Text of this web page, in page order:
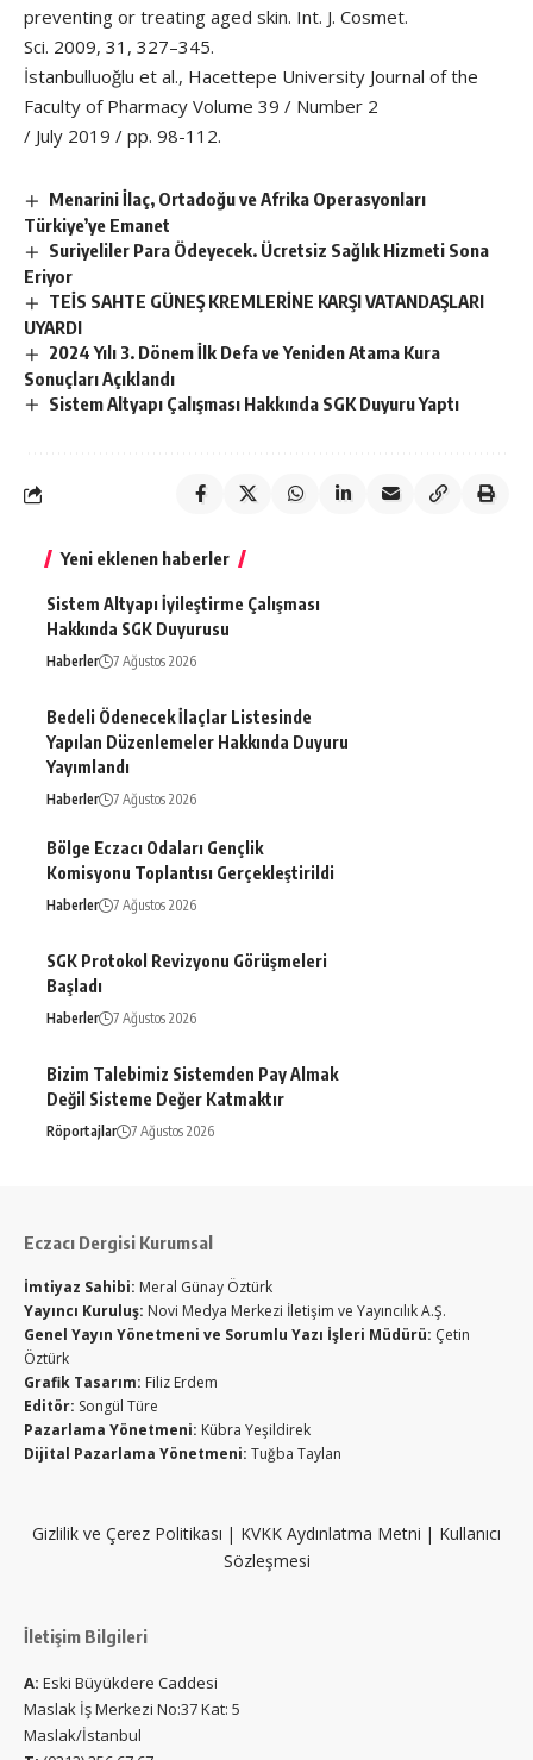
preventing or treating aged skin. Int. J. Cosmet.
Sci. 2009, 31, 327–345.
İstanbulluoğlu et al., Hacettepe University Journal of the
Faculty of Pharmacy Volume 39 / Number 2
/ July 2019 / pp. 98-112.
Menarini İlaç, Ortadoğu ve Afrika Operasyonları
Türkiye’ye Emanet
Suriyeliler Para Ödeyecek. Ücretsiz Sağlık Hizmeti Sona
Eriyor
TEİS SAHTE GÜNEŞ KREMLERİNE KARŞI VATANDAŞLARI
UYARDI
2024 Yılı 3. Dönem İlk Defa ve Yeniden Atama Kura
Sonuçları Açıklandı
Sistem Altyapı Çalışması Hakkında SGK Duyuru Yaptı
Yeni eklenen haberler
Sistem Altyapı İyileştirme Çalışması
Hakkında SGK Duyurusu
Haberler 7 Ağustos 2026
Bedeli Ödenecek İlaçlar Listesinde
Yapılan Düzenlemeler Hakkında Duyuru
Yayımlandı
Haberler 7 Ağustos 2026
Bölge Eczacı Odaları Gençlik
Komisyonu Toplantısı Gerçekleştirildi
Haberler 7 Ağustos 2026
SGK Protokol Revizyonu Görüşmeleri
Başladı
Haberler 7 Ağustos 2026
Bizim Talebimiz Sistemden Pay Almak
Değil Sisteme Değer Katmaktır
Röportajlar 7 Ağustos 2026
Eczacı Dergisi Kurumsal
İmtiyaz Sahibi: Meral Günay Öztürk
Yayıncı Kuruluş: Novi Medya Merkezi İletişim ve Yayıncılık A.Ş.
Genel Yayın Yönetmeni ve Sorumlu Yazı İşleri Müdürü: Çetin
Öztürk
Grafik Tasarım: Filiz Erdem
Editör: Songül Türe
Pazarlama Yönetmeni: Kübra Yeşildirek
Dijital Pazarlama Yönetmeni: Tuğba Taylan
Gizlilik ve Çerez Politikası | KVKK Aydınlatma Metni | Kullanıcı
Sözleşmesi
İletişim Bilgileri
A: Eski Büyükdere Caddesi
Maslak İş Merkezi No:37 Kat: 5
Maslak/İstanbul